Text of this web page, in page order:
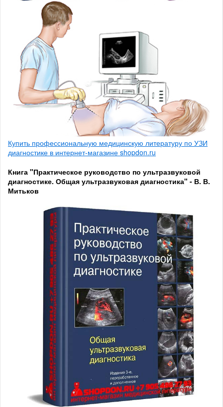
Купить профессиональную медицинскую литературу по УЗИ
диагностике в интернет-магазине shopdon.ru
Книга "Практическое руководство по ультразвуковой
диагностике. Общая ультразвуковая диагностика" - В. В.
Митьков